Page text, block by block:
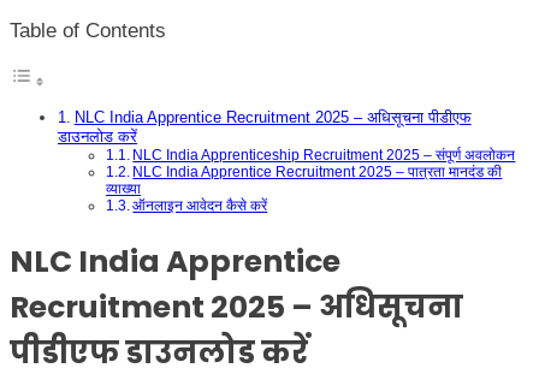
Table of Contents
NLC India Apprentice Recruitment 2025 – अधिसूचना पीडीएफ
डाउनलोड करें
NLC India Apprenticeship Recruitment 2025 – संपूर्ण अवलोकन
NLC India Apprentice Recruitment 2025 – पात्रता मानदंड की
व्याख्या
ऑनलाइन आवेदन कैसे करें
NLC India Apprentice
Recruitment 2025 – अधिसूचना
पीडीएफ डाउनलोड करें